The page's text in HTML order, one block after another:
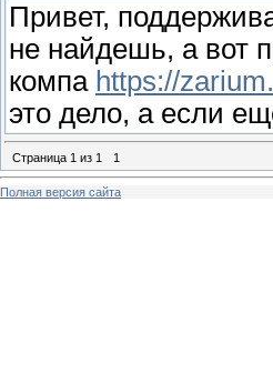
Привет,
не найдешь, а вот
компа https://
это дело, а если
Страница 1 из 1 1
Полная версия сайта